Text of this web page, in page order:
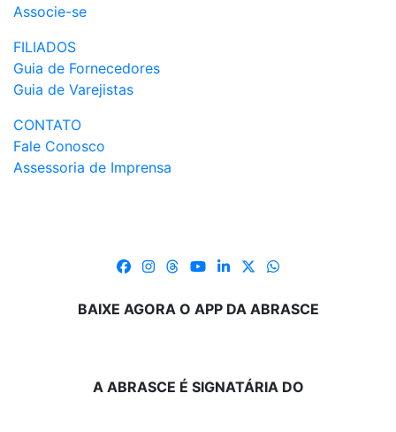
Associe-se
FILIADOS
Guia de Fornecedores
Guia de Varejistas
CONTATO
Fale Conosco
Assessoria de Imprensa
BAIXE AGORA O APP DA ABRASCE
A ABRASCE É SIGNATÁRIA DO